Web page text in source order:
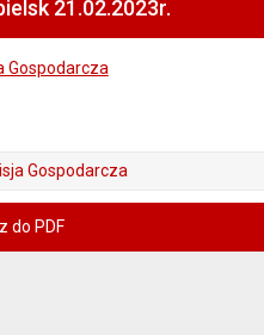
21.02.2023r.
Gospodarcza
Gospodarcza
do PDF